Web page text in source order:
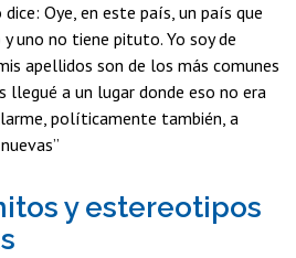
Oye, en este país, un país que
uno no tiene pituto. Yo soy de
apellidos son de los más comunes
llegué a un lugar donde eso no era
políticamente también, a
y estereotipos